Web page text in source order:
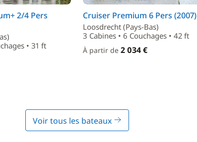
2/4 Pers
• 31 ft
Cruiser Premium 6 Pers (2007)
Loosdrecht (Pays-Bas)
3 Cabines • 6 Couchages • 42 ft
À partir de 2 034 €
Voir tous les bateaux